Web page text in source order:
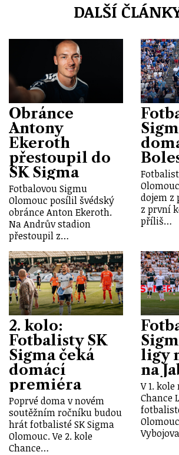
DALŠÍ
Obránce
Antony
Ekeroth
přestoupil do
SK Sigma
Fotbalovou Sigmu
Olomouc posílil švédský
obránce Anton Ekeroth.
Na Andrův stadion
přestoupil z…
dojem z
z první
příliš…
2. kolo:
Fotbalisty SK
Sigma čeká
domácí
premiéra
Poprvé doma v novém
soutěžním ročníku budou
hrát fotbalisté SK Sigma
Olomouc. Ve 2. kole
Chance…
ligy
na
V 1.
Chance